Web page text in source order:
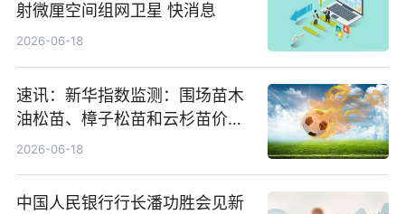
射微厘空间组网卫星 快消息
2026-06-18
速讯：新华指数监测：围场苗木
油松苗、樟子松苗和云杉苗价格
回调
2026-06-18
中国人民银行行长潘功胜会见新